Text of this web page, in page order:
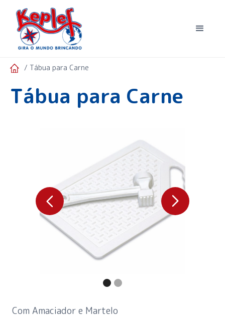
/ Tábua para Carne
Tábua para Carne
Com Amaciador e Martelo